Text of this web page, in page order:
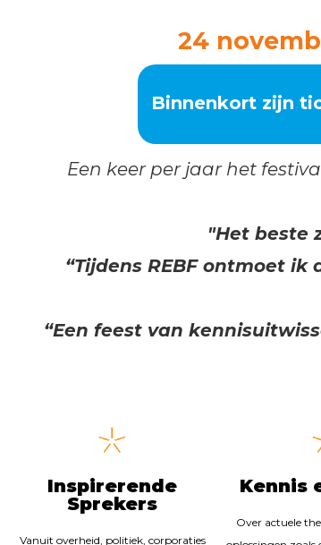
24
Binnenkort zijn
Een keer per jaar het
"Het beste
“Tijdens REBF ontmoet
“Een feest van
Inspirerende
Sprekers
Vanuit overheid, politiek, corporaties
Kennis
Over actuele